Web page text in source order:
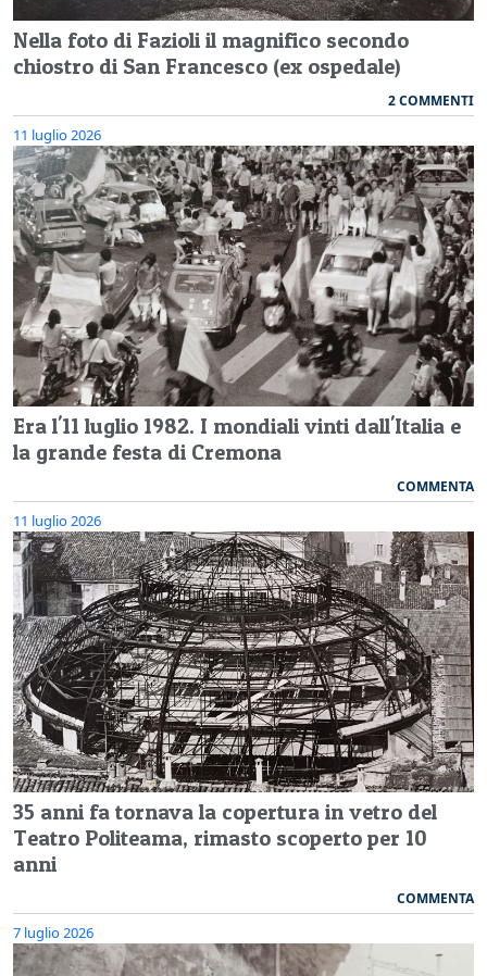
Nella foto di Fazioli il magnifico secondo
chiostro di San Francesco (ex ospedale)
2 COMMENTI
11 luglio 2026
Era l'11 luglio 1982. I mondiali vinti dall'Italia e
la grande festa di Cremona
COMMENTA
11 luglio 2026
35 anni fa tornava la copertura in vetro del
Teatro Politeama, rimasto scoperto per 10
anni
COMMENTA
7 luglio 2026